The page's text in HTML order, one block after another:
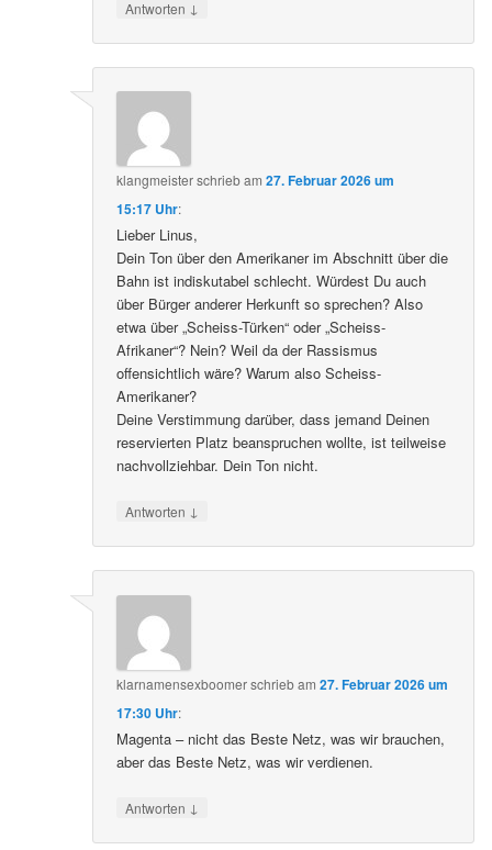
Antworten ↓
klangmeisterschriebam27. Februar 2026 um
15:17 Uhr:
Lieber Linus,
Dein Ton über den Amerikaner im Abschnitt über die
Bahn ist indiskutabel schlecht. Würdest Du auch
über Bürger anderer Herkunft so sprechen? Also
etwa über „Scheiss-Türken“ oder „Scheiss-
Afrikaner“? Nein? Weil da der Rassismus
offensichtlich wäre? Warum also Scheiss-
Amerikaner?
Deine Verstimmung darüber, dass jemand Deinen
reservierten Platz beanspruchen wollte, ist teilweise
nachvollziehbar. Dein Ton nicht.
Antworten ↓
klarnamensexboomerschriebam27. Februar 2026 um
17:30 Uhr:
Magenta – nicht das Beste Netz, was wir brauchen,
aber das Beste Netz, was wir verdienen.
Antworten ↓